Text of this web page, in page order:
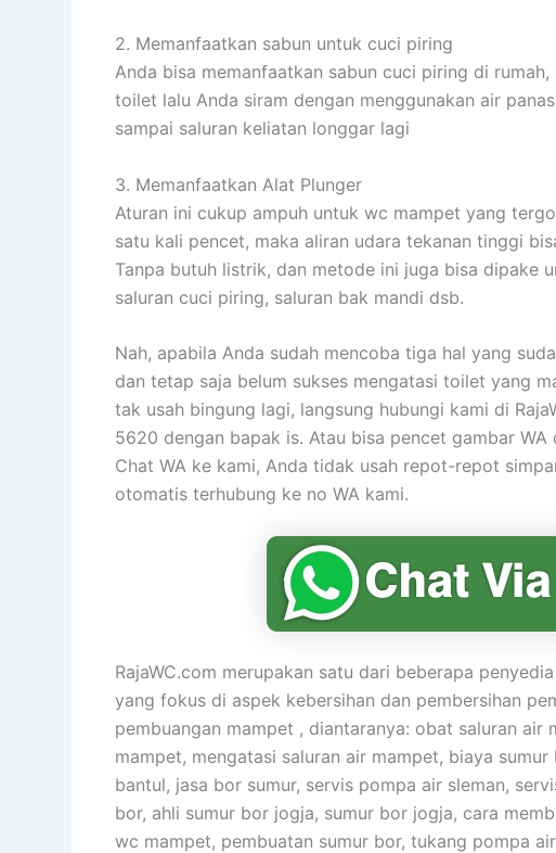
2. Memanfaatkan sabun untuk cuci piring
Anda bisa memanfaatkan sabun cuci piring di
toilet lalu Anda siram dengan menggunakan air
sampai saluran keliatan longgar lagi
3. Memanfaatkan Alat Plunger
Aturan ini cukup ampuh untuk wc mampet yang
satu kali pencet, maka aliran udara tekanan tinggi
Tanpa butuh listrik, dan metode ini juga bisa dipake
saluran cuci piring, saluran bak mandi dsb.
Nah, apabila Anda sudah mencoba tiga hal yang
dan tetap saja belum sukses mengatasi toilet yang
tak usah bingung lagi, langsung hubungi kami di
5620 dengan bapak is. Atau bisa pencet gambar
Chat WA ke kami, Anda tidak usah repot-repot
otomatis terhubung ke no WA kami.
RajaWC.com merupakan satu dari beberapa
yang fokus di aspek kebersihan dan pembersihan
pembuangan mampet , diantaranya: obat saluran air
mampet, mengatasi saluran air mampet, biaya
bantul, jasa bor sumur, servis pompa air sleman,
bor, ahli sumur bor jogja, sumur bor jogja, cara
wc mampet, pembuatan sumur bor, tukang pompa